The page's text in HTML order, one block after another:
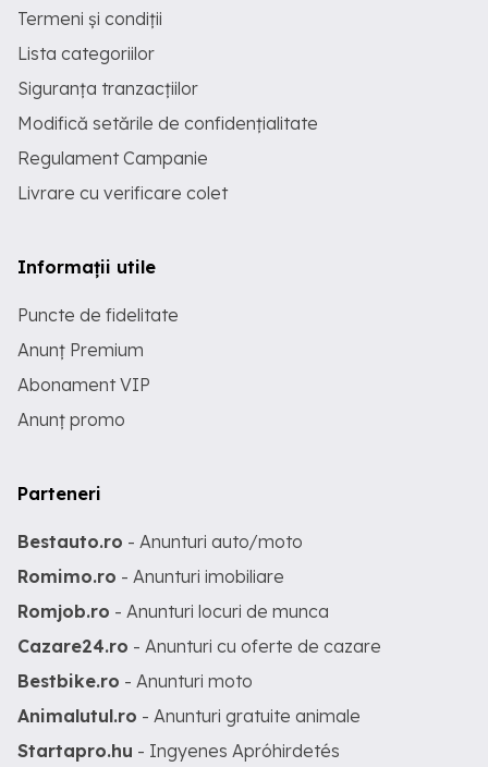
Termeni și condiții
Lista categoriilor
Siguranța tranzacțiilor
Modifică setările de confidențialitate
Regulament Campanie
Livrare cu verificare colet
Informații utile
Puncte de fidelitate
Anunț Premium
Abonament VIP
Anunț promo
Parteneri
Bestauto.ro - Anunturi auto/moto
Romimo.ro - Anunturi imobiliare
Romjob.ro - Anunturi locuri de munca
Cazare24.ro - Anunturi cu oferte de cazare
Bestbike.ro - Anunturi moto
Animalutul.ro - Anunturi gratuite animale
Startapro.hu - Ingyenes Apróhirdetés